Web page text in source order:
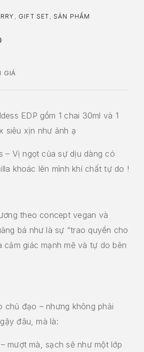
, GIFT SET , SẢN PHẨM
GIÁ
EDP gồm 1 chai 30ml và 1
siêu xịn như ảnh ạ
– Vị ngọt của sự dịu dàng có
khoác lên mình khí chất tự do !
theo concept vegan và
bá như là sự “trao quyền cho
cảm giác mạnh mẽ và tự do bên
chủ đạo – nhưng không phải
đâu, mà là:
mượt mà, sạch sẽ như một lớp